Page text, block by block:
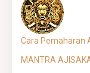
Cara Pemaharan
MANTRA